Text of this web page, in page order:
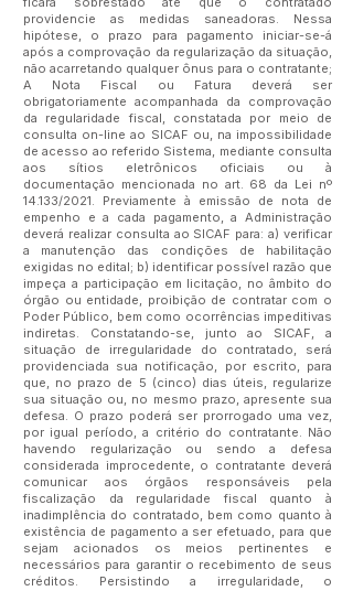
providencie as medidas saneadoras. Nessa
hipótese, o prazo para pagamento iniciar-se-á
após a comprovação da regularização da situação,
não acarretando qualquer ônus para o contratante;
A Nota Fiscal ou Fatura deverá ser
obrigatoriamente acompanhada da comprovação
da regularidade fiscal, constatada por meio de
consulta on-line ao SICAF ou, na impossibilidade
de acesso ao referido Sistema, mediante consulta
aos sítios eletrônicos oficiais ou à
documentação mencionada no art. 68 da Lei nº
14.133/2021. Previamente à emissão de nota de
empenho e a cada pagamento, a Administração
deverá realizar consulta ao SICAF para: a) verificar
a manutenção das condições de habilitação
exigidas no edital; b) identificar possível razão que
impeça a participação em licitação, no âmbito do
órgão ou entidade, proibição de contratar com o
Poder Público, bem como ocorrências impeditivas
indiretas. Constatando-se, junto ao SICAF, a
situação de irregularidade do contratado, será
providenciada sua notificação, por escrito, para
que, no prazo de 5 (cinco) dias úteis, regularize
sua situação ou, no mesmo prazo, apresente sua
defesa. O prazo poderá ser prorrogado uma vez,
por igual período, a critério do contratante. Não
havendo regularização ou sendo a defesa
considerada improcedente, o contratante deverá
comunicar aos órgãos responsáveis pela
fiscalização da regularidade fiscal quanto à
inadimplência do contratado, bem como quanto à
existência de pagamento a ser efetuado, para que
sejam acionados os meios pertinentes e
necessários para garantir o recebimento de seus
créditos. Persistindo a irregularidade, o